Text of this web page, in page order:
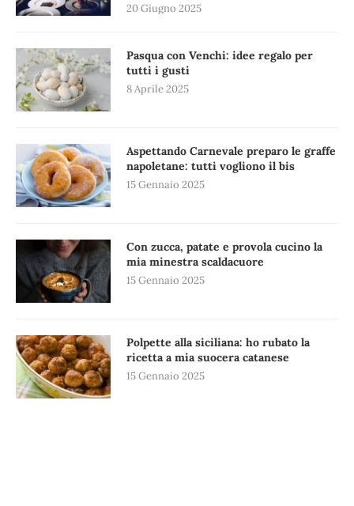
20 Giugno 2025
Pasqua con Venchi: idee regalo per
tutti i gusti
8 Aprile 2025
Aspettando Carnevale preparo le graffe
napoletane: tutti vogliono il bis
15 Gennaio 2025
Con zucca, patate e provola cucino la
mia minestra scaldacuore
15 Gennaio 2025
Polpette alla siciliana: ho rubato la
ricetta a mia suocera catanese
15 Gennaio 2025